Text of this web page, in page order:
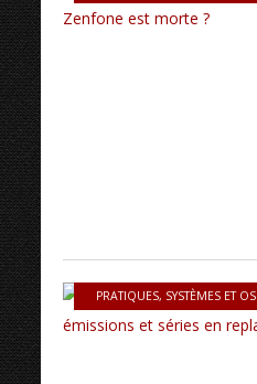
PRATIQUES, SYSTÈMES ET OS